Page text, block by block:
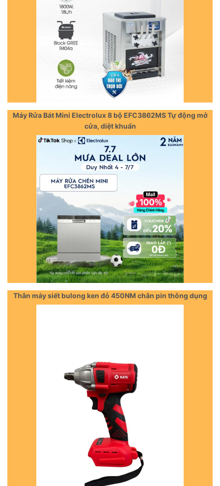
Máy Rửa Bát Mini Electrolux 8 bộ EFC3862MS Tự động mở
cửa, diệt khuẩn
Thân máy siết bulong ken đỏ 450NM chân pin thông dụng